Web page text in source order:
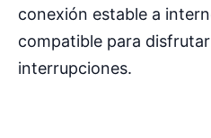
conexión estable a
compatible para
interrupciones.